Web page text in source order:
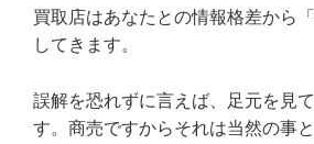
買取店はあなたとの情報格差から
してきます。
誤解を恐れずに言えば、足元を見
す。商売ですからそれは当然の事